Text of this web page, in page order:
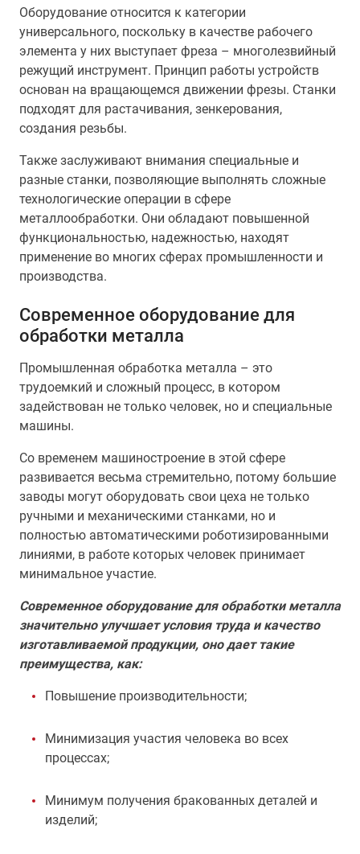
Оборудование относится к категории
универсального, поскольку в качестве рабочего
элемента у них выступает фреза – многолезвийный
режущий инструмент. Принцип работы устройств
основан на вращающемся движении фрезы. Станки
подходят для растачивания, зенкерования,
создания резьбы.
Также заслуживают внимания специальные и
разные станки, позволяющие выполнять сложные
технологические операции в сфере
металлообработки. Они обладают повышенной
функциональностью, надежностью, находят
применение во многих сферах промышленности и
производства.
Современное оборудование для
обработки металла
Промышленная обработка металла – это
трудоемкий и сложный процесс, в котором
задействован не только человек, но и специальные
машины.
Со временем машиностроение в этой сфере
развивается весьма стремительно, потому большие
заводы могут оборудовать свои цеха не только
ручными и механическими станками, но и
полностью автоматическими роботизированными
линиями, в работе которых человек принимает
минимальное участие.
Современное оборудование для обработки металла
значительно улучшает условия труда и качество
изготавливаемой продукции, оно дает такие
преимущества, как:
Повышение производительности;
Минимизация участия человека во всех
процессах;
Минимум получения бракованных деталей и
изделий;